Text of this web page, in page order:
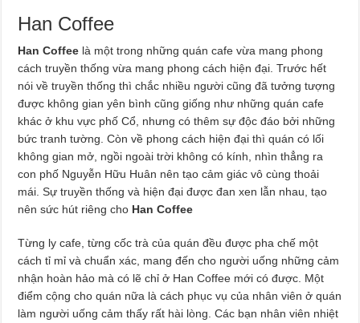
Han Coffee
Han Coffee là một trong những quán cafe vừa mang phong
cách truyền thống vừa mang phong cách hiện đại. Trước hết
nói về truyền thống thì chắc nhiều người cũng đã tưởng tượng
được không gian yên bình cũng giống như những quán cafe
khác ở khu vực phố Cổ, nhưng có thêm sự độc đáo bởi những
bức tranh tường. Còn về phong cách hiện đại thì quán có lối
không gian mở, ngồi ngoài trời không có kính, nhìn thẳng ra
con phố Nguyễn Hữu Huân nên tạo cảm giác vô cùng thoải
mái. Sự truyền thống và hiện đại được đan xen lẫn nhau, tạo
nên sức hút riêng cho Han Coffee
Từng ly cafe, từng cốc trà của quán đều được pha chế một
cách tỉ mỉ và chuẩn xác, mang đến cho người uống những cảm
nhận hoàn hảo mà có lẽ chỉ ở Han Coffee mới có được. Một
điểm cộng cho quán nữa là cách phục vụ của nhân viên ở quán
làm người uống cảm thấy rất hài lòng. Các bạn nhân viên nhiệt